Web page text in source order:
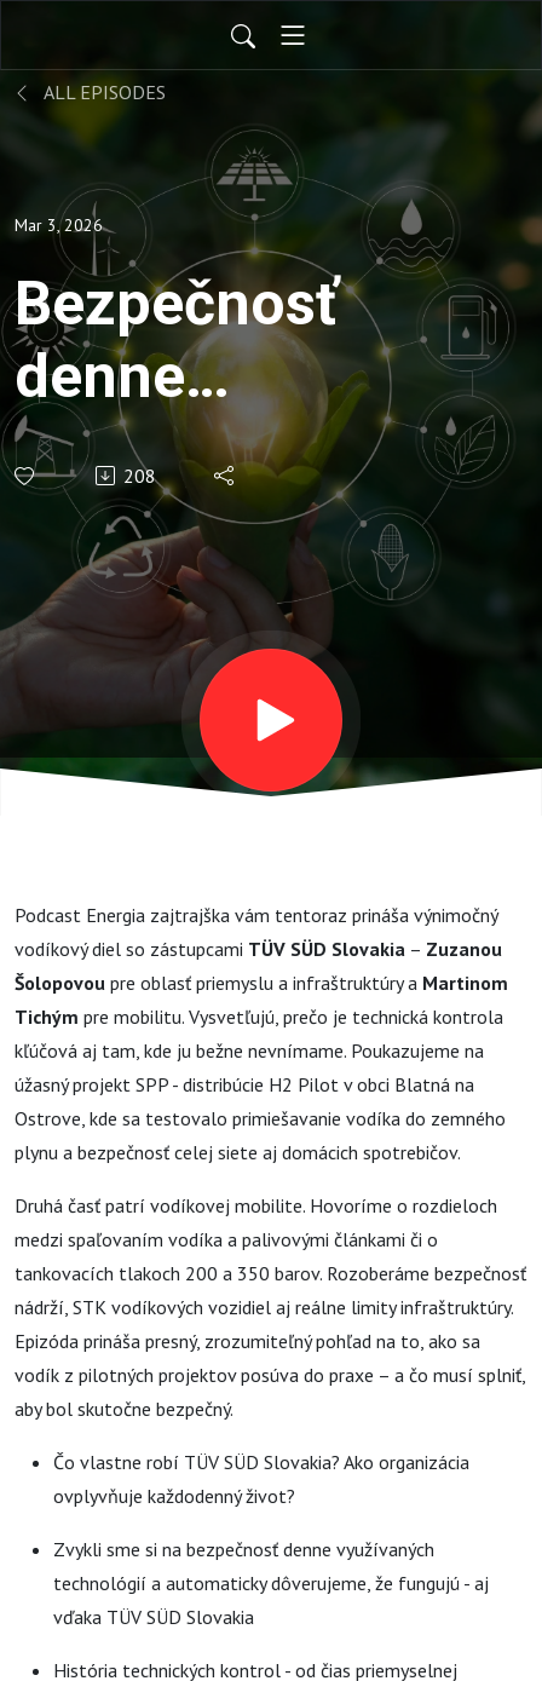
ALL EPISODES
Mar 3, 2026
Bezpečnosť
denne
využívaných
technológií
považujeme
za
samozrejmosť.
Aj vďaka TÜV
208
Podcast Energia zajtrajška vám tentoraz prináša výnimočný
vodíkový diel so zástupcami TÜV SÜD Slovakia – Zuzanou
Šolopovou pre oblasť priemyslu a infraštruktúry a Martinom
Tichým pre mobilitu. Vysvetľujú, prečo je technická kontrola
kľúčová aj tam, kde ju bežne nevnímame. Poukazujeme na
úžasný projekt SPP - distribúcie H2 Pilot v obci Blatná na
Ostrove, kde sa testovalo primiešavanie vodíka do zemného
plynu a bezpečnosť celej siete aj domácich spotrebičov.
Druhá časť patrí vodíkovej mobilite. Hovoríme o rozdieloch
medzi spaľovaním vodíka a palivovými článkami či o
tankovacích tlakoch 200 a 350 barov. Rozoberáme bezpečnosť
nádrží, STK vodíkových vozidiel aj reálne limity infraštruktúry.
Epizóda prináša presný, zrozumiteľný pohľad na to, ako sa
vodík z pilotných projektov posúva do praxe – a čo musí splniť,
aby bol skutočne bezpečný.
Čo vlastne robí TÜV SÜD Slovakia? Ako organizácia
ovplyvňuje každodenný život?
Zvykli sme si na bezpečnosť denne využívaných
technológií a automaticky dôverujeme, že fungujú - aj
vďaka TÜV SÜD Slovakia
História technických kontrol - od čias priemyselnej